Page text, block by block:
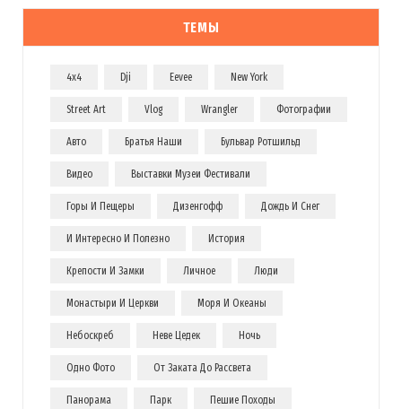
ТЕМЫ
4x4 Dji Eevee New York
Street Art Vlog Wrangler Фотографии
Авто Братья Наши Бульвар Ротшильд
Видео Выставки Музеи Фестивали
Горы И Пещеры Дизенгофф Дождь И Снег
И Интересно И Полезно История
Крепости И Замки Личное Люди
Монастыри И Церкви Моря И Океаны
Небоскреб Неве Цедек Ночь
Одно Фото От Заката До Рассвета
Панорама Парк Пешие Походы